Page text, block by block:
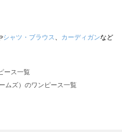
シャツ・ブラウス カーディガンなど
ース一覧
ムズ）のワンピース一覧
ンサモスモス）のワンピース一覧